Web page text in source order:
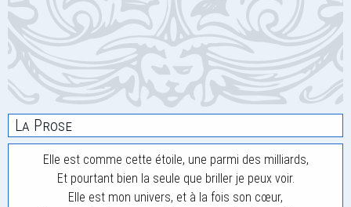
La Prose
Elle est comme cette étoile, une parmi des milliards,
Et pourtant bien la seule que briller je peux voir.
Elle est mon univers, et à la fois son cœur,